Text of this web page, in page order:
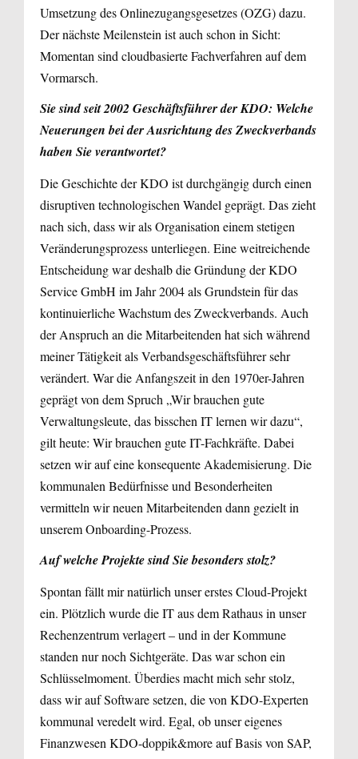
Umsetzung des Onlinezugangsgesetzes (OZG) dazu.
Der nächste Meilenstein ist auch schon in Sicht:
Momentan sind cloudbasierte Fachverfahren auf dem
Vormarsch.
Sie sind seit 2002 Geschäftsführer der KDO: Welche
Neuerungen bei der Ausrichtung des Zweckverbands
haben Sie verantwortet?
Die Geschichte der KDO ist durchgängig durch einen
disruptiven technologischen Wandel geprägt. Das zieht
nach sich, dass wir als Organisation einem stetigen
Veränderungsprozess unterliegen. Eine weitreichende
Entscheidung war deshalb die Gründung der KDO
Service GmbH im Jahr 2004 als Grundstein für das
kontinuierliche Wachstum des Zweckverbands. Auch
der Anspruch an die Mitarbeitenden hat sich während
meiner Tätigkeit als Verbandsgeschäftsführer sehr
verändert. War die Anfangszeit in den 1970er-Jahren
geprägt von dem Spruch „Wir brauchen gute
Verwaltungsleute, das bisschen IT lernen wir dazu“,
gilt heute: Wir brauchen gute IT-Fachkräfte. Dabei
setzen wir auf eine konsequente Akademisierung. Die
kommunalen Bedürfnisse und Besonderheiten
vermitteln wir neuen Mitarbeitenden dann gezielt in
unserem Onboarding-Prozess.
Auf welche Projekte sind Sie besonders stolz?
Spontan fällt mir natürlich unser erstes Cloud-Projekt
ein. Plötzlich wurde die IT aus dem Rathaus in unser
Rechenzentrum verlagert – und in der Kommune
standen nur noch Sichtgeräte. Das war schon ein
Schlüsselmoment. Überdies macht mich sehr stolz,
dass wir auf Software setzen, die von KDO-Experten
kommunal veredelt wird. Egal, ob unser eigenes
Finanzwesen KDO-doppik&more auf Basis von SAP,